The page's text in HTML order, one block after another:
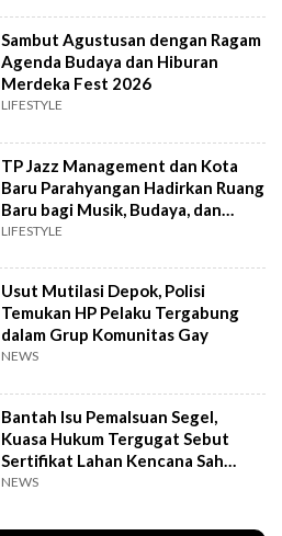
Sambut Agustusan dengan Ragam
Agenda Budaya dan Hiburan
Merdeka Fest 2026
LIFESTYLE
TP Jazz Management dan Kota
Baru Parahyangan Hadirkan Ruang
Baru bagi Musik, Budaya, dan
Komunitas
LIFESTYLE
Usut Mutilasi Depok, Polisi
Temukan HP Pelaku Tergabung
dalam Grup Komunitas Gay
NEWS
Bantah Isu Pemalsuan Segel,
Kuasa Hukum Tergugat Sebut
Sertifikat Lahan Kencana Sah
Lewat PTSL
NEWS